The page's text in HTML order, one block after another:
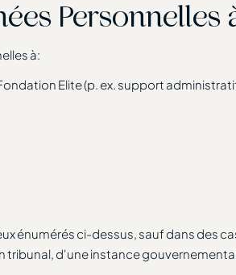
Personnelles
à:
Elite (p. ex. support
énumérés ci-dessus, sauf dans des
d'une instance